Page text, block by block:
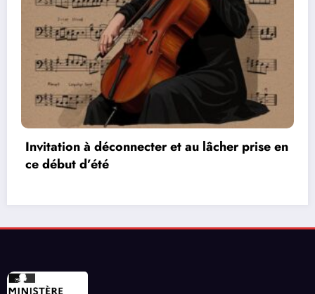
prise en
Les réseaux de communication
vidéos